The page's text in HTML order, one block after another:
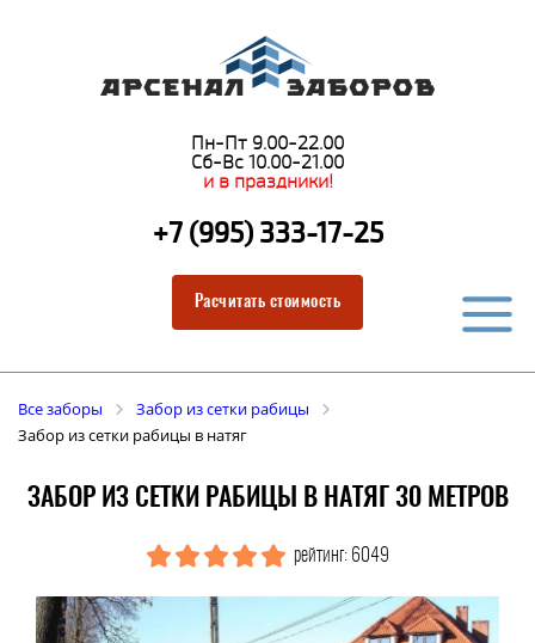
Пн-Пт 9.00-22.00
Сб-Вс 10.00-21.00
и в праздники!
+7 (995) 333-17-25
Расчитать стоимость
Все заборы
Забор из сетки рабицы
Забор из сетки рабицы в натяг
ЗАБОР ИЗ СЕТКИ РАБИЦЫ В НАТЯГ 30 МЕТРОВ
рейтинг: 6049